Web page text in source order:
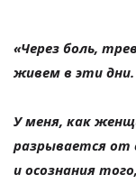
«Через боль,
живем в эти дни.
У меня, как
разрывается от
и осознания